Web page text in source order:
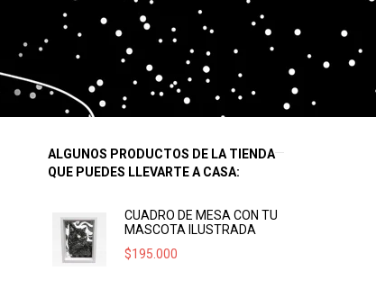
ALGUNOS PRODUCTOS DE LA TIENDA
QUE PUEDES LLEVARTE A CASA:
CUADRO DE MESA CON TU
MASCOTA ILUSTRADA
$195.000